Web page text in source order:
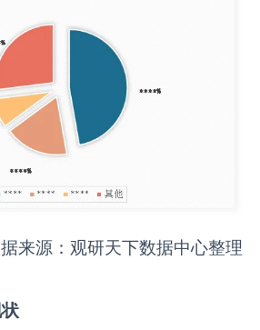
来源：观研天下数据中心整理